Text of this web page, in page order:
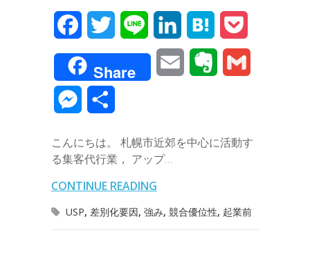
a
c
e
b
o
o
k
w
i
e
r
i
n
i
n
n
a
t
o
c
e
Share
i
r
t
i
s
s
e
こんにちは。 札幌市近郊を中心に活動す
る集客代行業， アップ…
CONTINUE READING
USP, 差別化要因, 強み, 競合優位性, 起業前